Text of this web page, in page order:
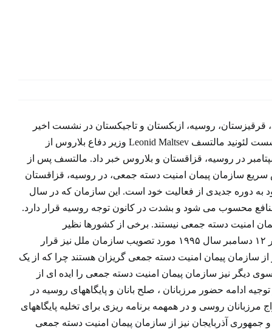
روسیه، ازبکستان و تاجیکستان در نشست اخیر
خود در مسکو بر تقویت همکاریهای نظامی در چارچوب این سازمان تاکید کردند. در این نشست لئونید مالتسف Leonid Maltsev وزیر دفاع بلاروس از
در روسیه، قزاقستان و بلاروس خبر داد. مالتسف پس از
سازمان پیمان امنیت دسته جمعی، در روسیه، قزاقستان
دوره جدیدی از فعالیت خود است. این سازمان که در سال
مشترک المنافع محسوب می شود و بشدت در کانون توجه روسیه قرار دارد.
امنیت دسته جمعی نیستند. برخی از کشورها نظیر
ترکمنستان عضویت در چنین سازمان نظامی را مغایر با سیاست بیطرفی این کشور که در ۱۲ دسامبر سال ۱۹۹۵ مورد تصویب سازمان ملل نیز قرار
سازمان پیمان امنیت دسته جمعی گریزان هستند چرا که از یک
دیگر نیز سازمان پیمان امنیت دسته جمعی را ایده ای از
ادامه حضور مرزبانان ، صلح بانان و پایگاههای روسیه در
۱۹۹۹ گرجستان یک سال پس از اخراج مرزبانان روسی و در همهمه برنامه ریزی برای تخلیه پایگاههای
آذربایجان نیز از سازمان پیمان امنیت دسته جمعی